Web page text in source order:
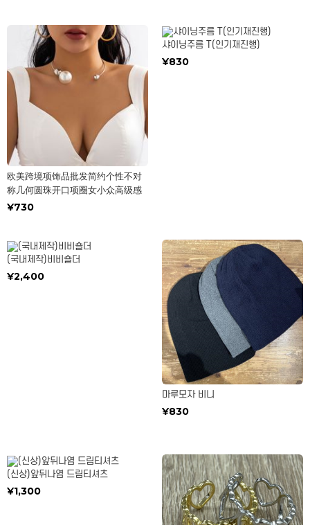
欧美跨境项饰品批发简约个性不对
称几何圆珠开口项圈女小众高级感
¥730
샤이닝주름 T(인기재진행)
¥830
(국내제작)비비숄더
¥2,400
마루모자 비니
¥830
(신상)앞뒤나염 드림티셔츠
¥1,300